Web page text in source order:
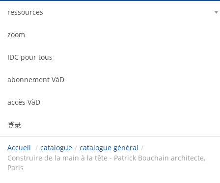
ressources
zoom
IDC pour tous
abonnement VàD
accès VàD
登录
Accueil / catalogue / catalogue général /
Construire de la main à la tête - Patrick Bouchain architecte,
Paris